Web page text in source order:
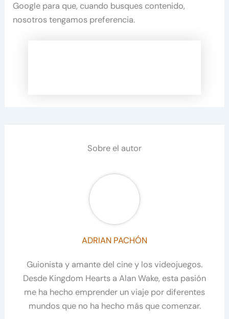
Google para que, cuando busques contenido,
nosotros tengamos preferencia.
Sobre el autor
ADRIAN PACHÓN
Guionista y amante del cine y los videojuegos.
Desde Kingdom Hearts a Alan Wake, esta pasión
me ha hecho emprender un viaje por diferentes
mundos que no ha hecho más que comenzar.